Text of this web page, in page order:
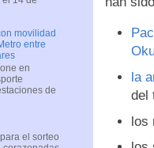
la
del
los
movilidad
entre
en
de
el sorteo